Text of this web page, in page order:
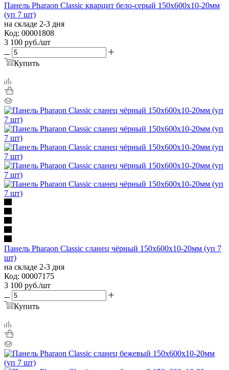
Панель Pharaon Classic кварцит бело-серый 150х600х10-20мм
(уп 7 шт)
на складе 2-3 дня
Код: 00001808
3 100 руб./шт
Купить
Панель Pharaon Classic сланец чёрный 150х600х10-20мм (уп 7
шт)
на складе 2-3 дня
Код: 00007175
3 100 руб./шт
Купить